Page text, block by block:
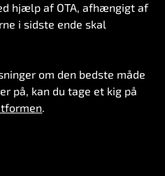
hjælp af OTA, afhængigt af
i sidste ende skal
om den bedste måde
på, kan du tage et kig på
.